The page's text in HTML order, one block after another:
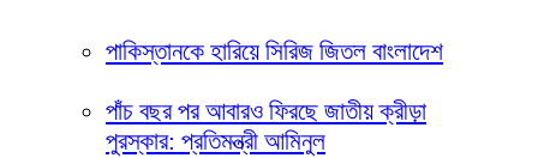
পাকিস্তানকে হারিয়ে সিরিজ জিতল বাংলাদেশ
পাঁচ বছর পর আবারও ফিরছে জাতীয় ক্রীড়া
পুরস্কার: প্রতিমন্ত্রী আমিনুল